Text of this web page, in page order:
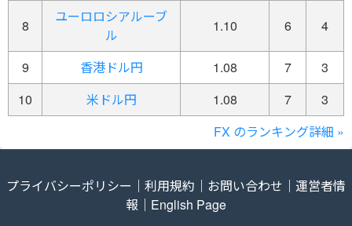
8
ユーロロシアルーブ
ル
1.10 6 4
9 香港ドル円 1.08 7
3
10
米ドル円 1.08 7
3
FX のランキング詳細 »
プライバシーポリシー ｜ 利用規約 ｜ お問い合わせ ｜ 運営者情
報 ｜ English Page